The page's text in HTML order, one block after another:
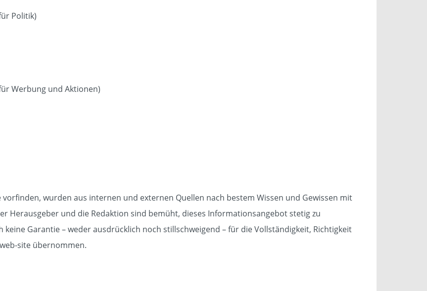
Politik)
Werbung und Aktionen)
wurden aus internen und externen Quellen nach bestem Wissen und Gewissen mit
Herausgeber und die Redaktion sind bemüht, dieses Informationsangebot stetig zu
Garantie – weder ausdrücklich noch stillschweigend – für die Vollständigkeit, Richtigkeit
site übernommen.